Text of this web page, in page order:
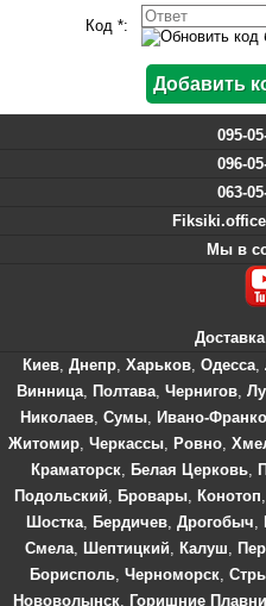
Код *:
095-
096-
063-
Мы в
Киев, Днепр, Харьков, Одесса,
Винница, Полтава, Чернигов,
Николаев, Сумы, Ивано-
Житомир, Черкассы, Ровно,
Краматорск, Белая Церковь,
Подольский, Бровары, Конотоп,
Шостка, Бердичев, Дрогобыч,
Смела, Шептицкий, Калуш,
Борисполь, Черноморск,
Нововолынск, Горишние Плавни